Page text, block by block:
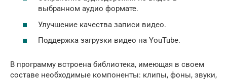
выбранном аудио формате.
Улучшение качества записи видео.
Поддержка загрузки видео на YouTube.
В программу встроена библиотека, имеющая в своем
составе необходимые компоненты: клипы, фоны, звуки,